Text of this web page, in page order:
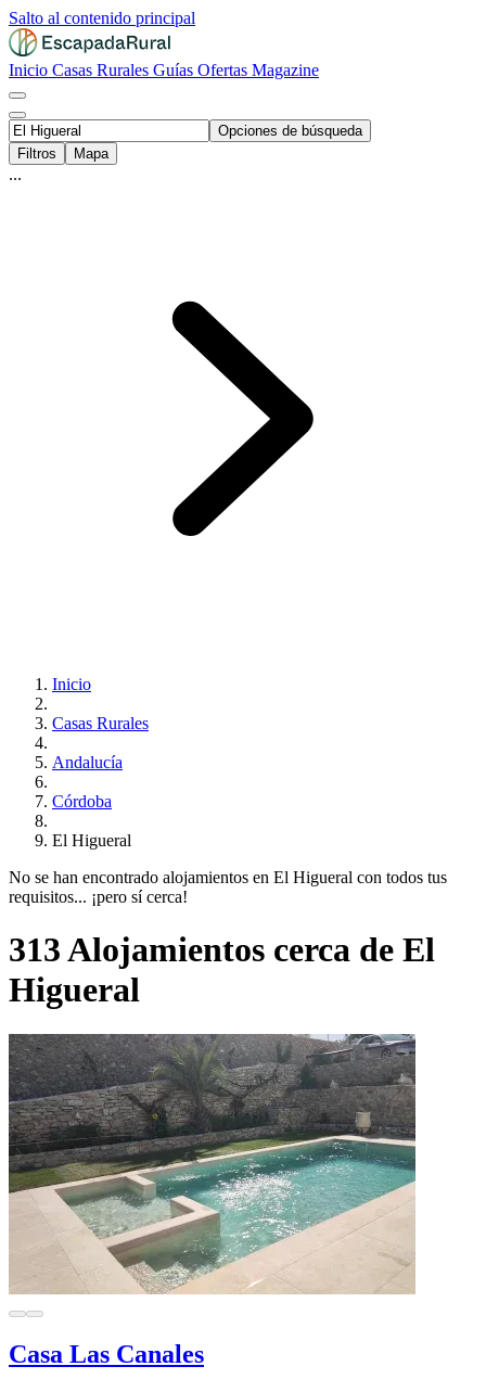
Salto al contenido principal
Inicio Casas Rurales Guías Ofertas Magazine
Opciones de búsqueda
Filtros
Mapa
...
Inicio
Casas Rurales
Andalucía
Córdoba
El Higueral
No se han encontrado alojamientos en El Higueral con todos tus
requisitos... ¡pero sí cerca!
313 Alojamientos cerca de El
Higueral
Casa Las Canales